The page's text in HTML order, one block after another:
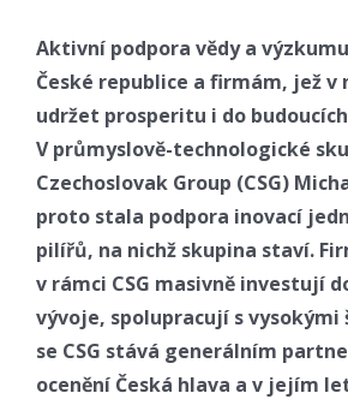
Aktivní podpora vědy a
České republice a firmám, jež v
udržet prosperitu i do
V průmyslově-technologické
Czechoslovak Group (CSG)
proto stala podpora inovací
pilířů, na nichž skupina staví.
v rámci CSG masivně investují
vývoje, spolupracují s vysokými
se CSG stává generálním
ocenění Česká hlava a v jejím